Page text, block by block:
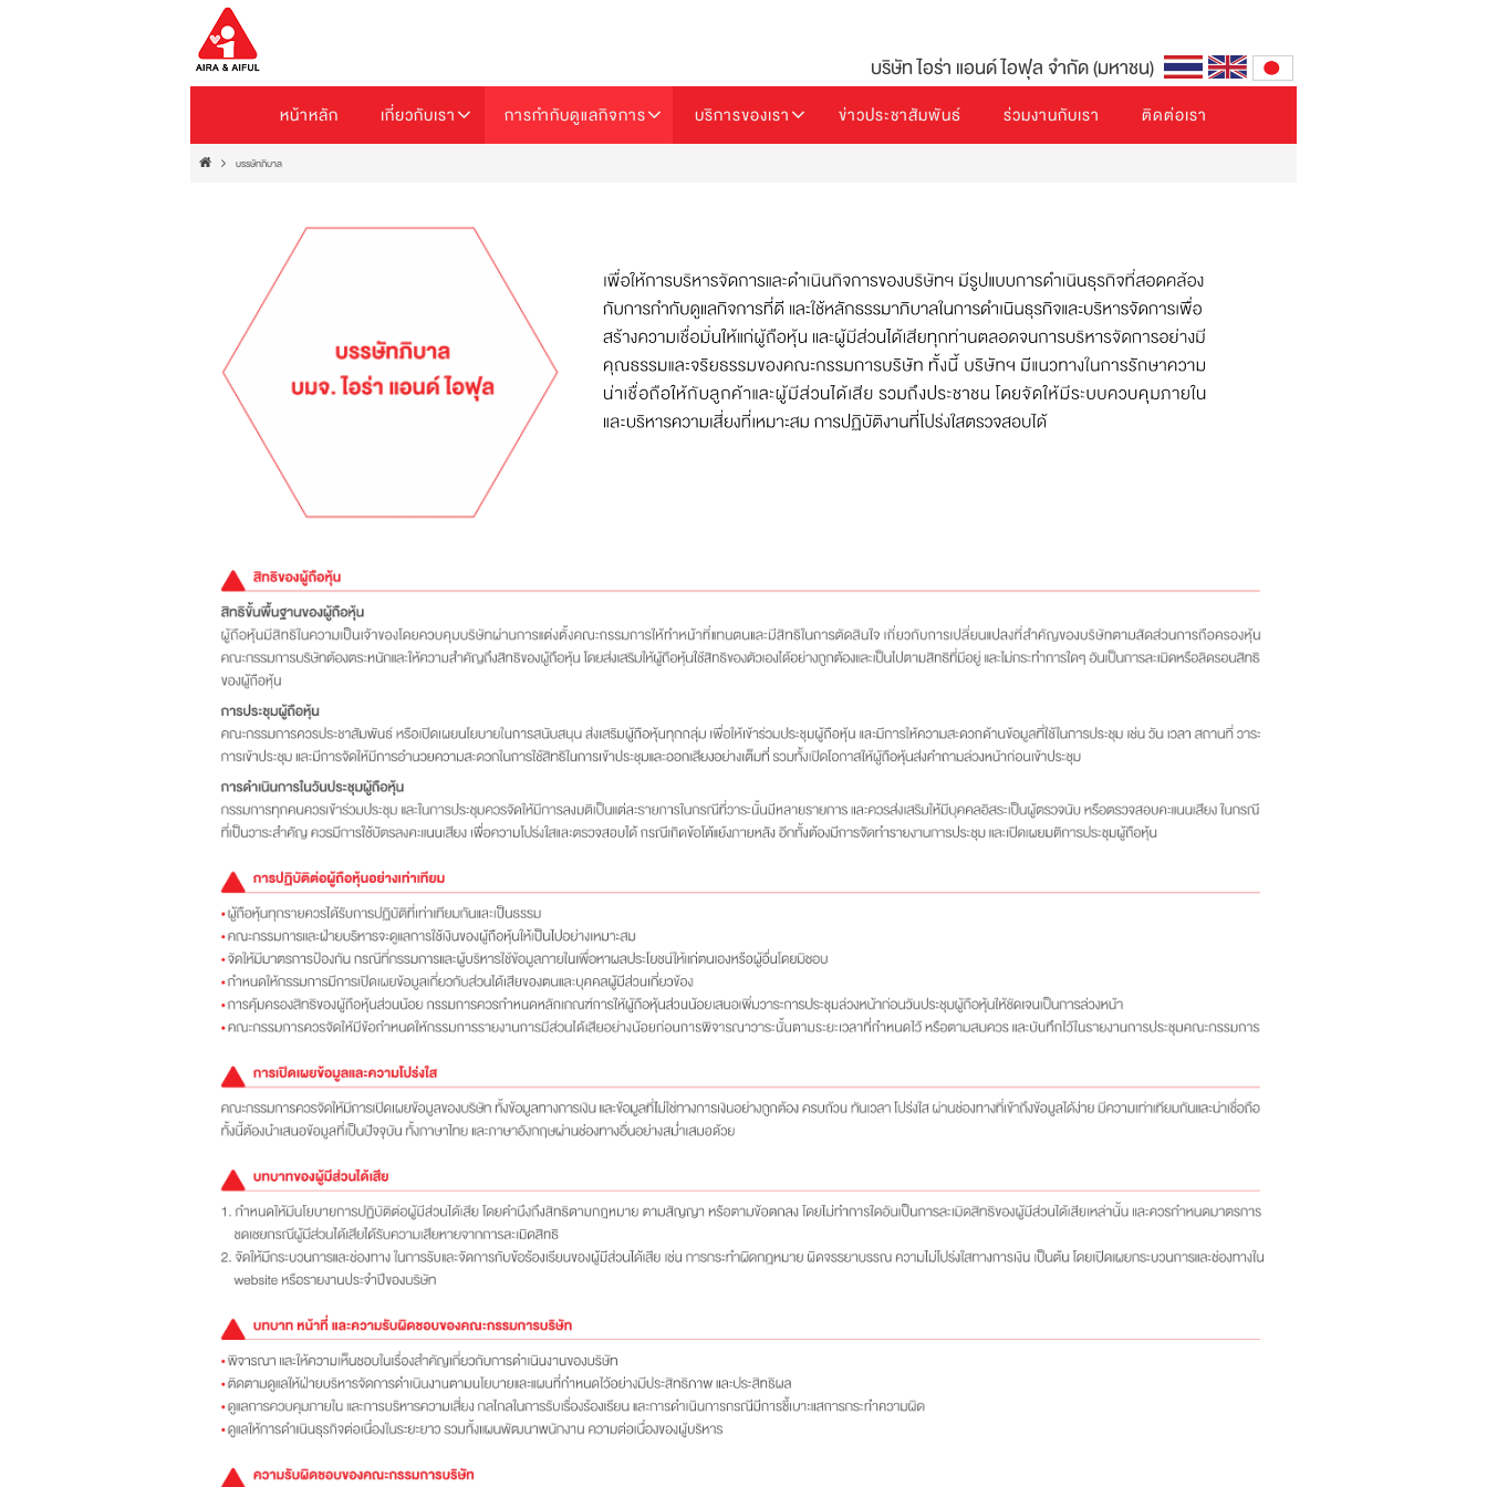
บริษัท ไอร่า แอนด์ ไอฟุล จำกัด (มหาชน)
หน้าหลัก เกี่ยวกับเรา การกำกับดูแลกิจการ บริการของเรา ข่าวประชาสัมพันธ์ ร่วมงานกับเรา ติดต่อเรา
บรรษัทภิบาล